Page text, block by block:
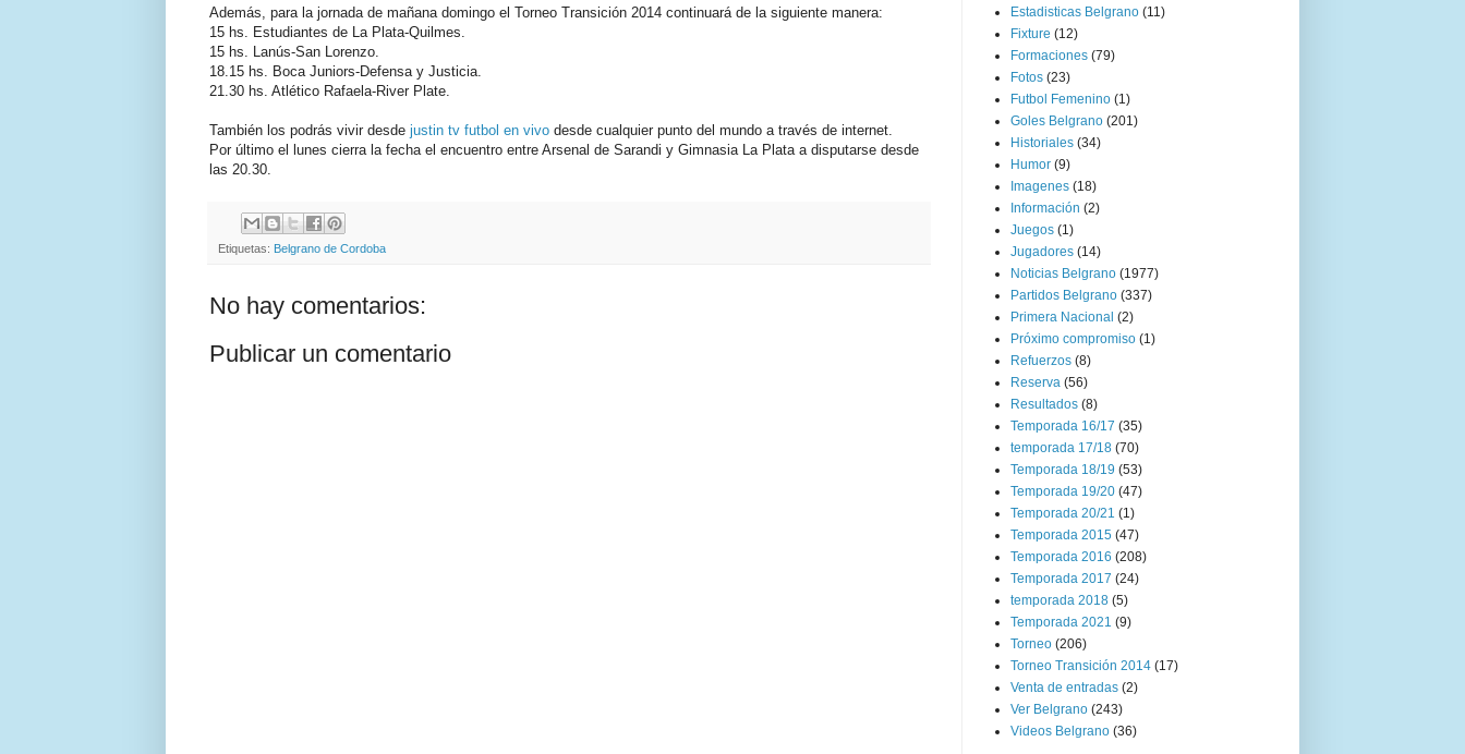
Además, para la jornada de mañana domingo el Torneo Transición 2014 continuará de la siguiente manera:
15 hs. Estudiantes de La Plata-Quilmes.
15 hs. Lanús-San Lorenzo.
18.15 hs. Boca Juniors-Defensa y Justicia.
21.30 hs. Atlético Rafaela-River Plate.
También los podrás vivir desde justin tv futbol en vivo desde cualquier punto del mundo a través de internet.
Por último el lunes cierra la fecha el encuentro entre Arsenal de Sarandi y Gimnasia La Plata a disputarse desde
las 20.30.
Etiquetas: Belgrano de Cordoba
No hay comentarios:
Publicar un comentario
Estadisticas Belgrano (11)
Fixture (12)
Formaciones (79)
Fotos (23)
Futbol Femenino (1)
Goles Belgrano (201)
Historiales (34)
Humor (9)
Imagenes (18)
Información (2)
Juegos (1)
Jugadores (14)
Noticias Belgrano (1977)
Partidos Belgrano (337)
Primera Nacional (2)
Próximo compromiso (1)
Refuerzos (8)
Reserva (56)
Resultados (8)
Temporada 16/17 (35)
temporada 17/18 (70)
Temporada 18/19 (53)
Temporada 19/20 (47)
Temporada 20/21 (1)
Temporada 2015 (47)
Temporada 2016 (208)
Temporada 2017 (24)
temporada 2018 (5)
Temporada 2021 (9)
Torneo (206)
Torneo Transición 2014 (17)
Venta de entradas (2)
Ver Belgrano (243)
Videos Belgrano (36)